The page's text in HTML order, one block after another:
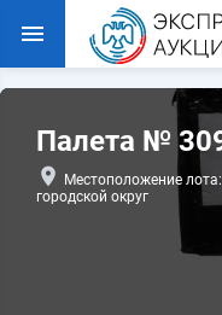
Палета №
Местоположение
городской округ